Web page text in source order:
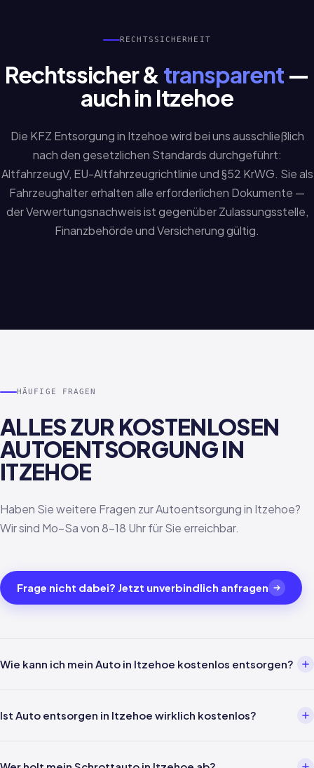
RECHTSSICHERHEIT
Rechtssicher & transparent—
auch in Itzehoe
Die KFZ Entsorgung in Itzehoe wird bei uns ausschließlich
nach den gesetzlichen Standards durchgeführt:
AltfahrzeugV, EU-Altfahrzeugrichtlinie und §52 KrWG. Sie als
Fahrzeughalter erhalten alle erforderlichen Dokumente —
der Verwertungsnachweis ist gegenüber Zulassungsstelle,
Finanzbehörde und Versicherung gültig.
HÄUFIGE FRAGEN
ALLES ZUR KOSTENLOSEN
AUTOENTSORGUNG IN
ITZEHOE
Haben Sie weitere Fragen zur Autoentsorgung in Itzehoe?
Wir sind Mo–Sa von 8–18 Uhr für Sie erreichbar.
Frage nicht dabei? Jetzt unverbindlich anfragen
Wie kann ich mein Auto in Itzehoe kostenlos entsorgen?
WhatsApp melden — wir kümmern uns um alles weitere inklusive
Ist Auto entsorgen in Itzehoe wirklich kostenlos?